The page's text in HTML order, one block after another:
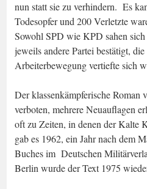
nun statt sie zu verhindern. Es
Todesopfer und 200 Verletzte
Sowohl SPD wie KPD sahen
jeweils andere Partei bestätigt,
Arbeiterbewegung vertiefte sich
Der klassenkämpferische Roman
verboten, mehrere Neuauflagen
oft zu Zeiten, in denen der Kalte
gab es 1962, ein Jahr nach dem
Buches im Deutschen
Berlin wurde der Text 1975